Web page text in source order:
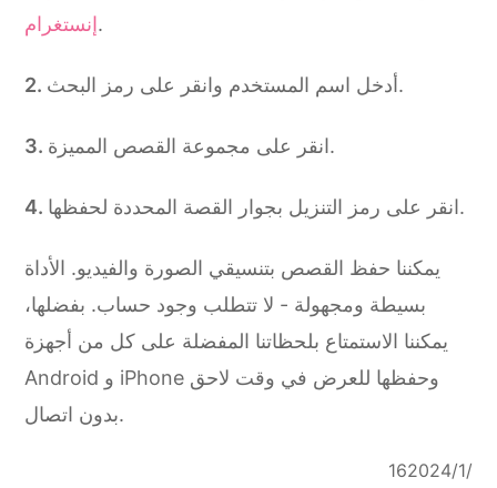
إنستغرام.
أدخل اسم المستخدم وانقر على رمز البحث.
انقر على مجموعة القصص المميزة.
انقر على رمز التنزيل بجوار القصة المحددة لحفظها.
يمكننا حفظ القصص بتنسيقي الصورة والفيديو. الأداة
بسيطة ومجهولة - لا تتطلب وجود حساب. بفضلها،
يمكننا الاستمتاع بلحظاتنا المفضلة على كل من أجهزة
Android و iPhone وحفظها للعرض في وقت لاحق
بدون اتصال.
16‏/1‏/2024